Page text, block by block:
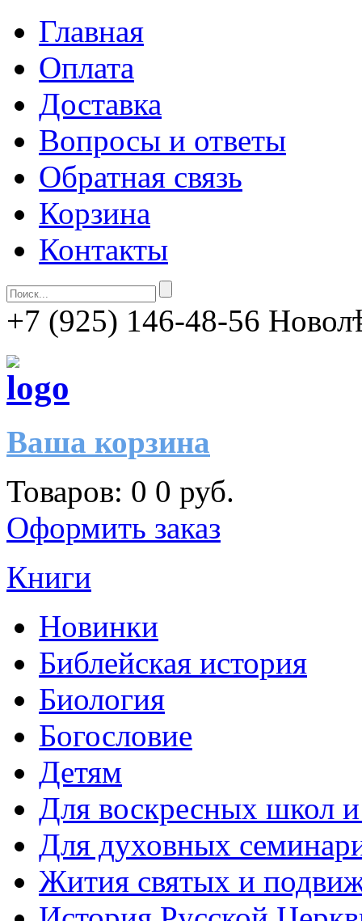
Главная
Оплата
Доставка
Вопросы и ответы
Обратная связь
Корзина
Контакты
+7 (925) 146-48-56
Ваша корзина
Товаров: 0 0 руб.
Оформить заказ
Книги
Новинки
Библейская история
Биология
Богословие
Детям
Для воскресных школ
Для духовных
Жития святых и